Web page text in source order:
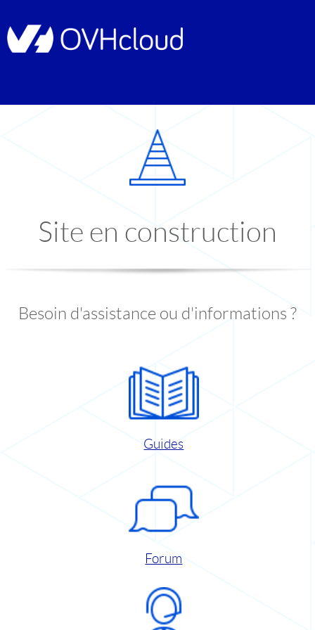
Site en construction
Besoin d'assistance ou d'informations ?
Guides
Forum